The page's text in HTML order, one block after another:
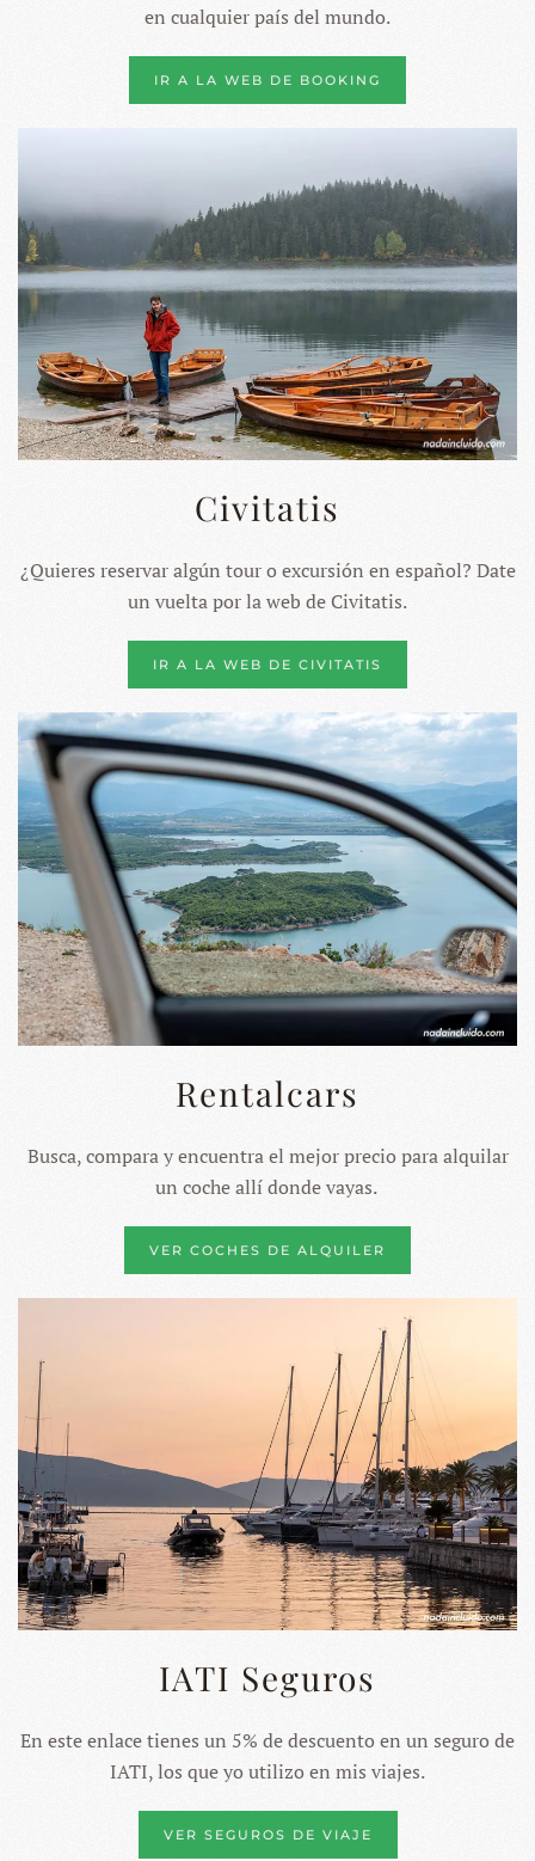
en cualquier país del mundo.
IR A LA WEB DE BOOKING
Civitatis
¿Quieres reservar algún tour o excursión en español? Date
un vuelta por la web de Civitatis.
IR A LA WEB DE CIVITATIS
Rentalcars
Busca, compara y encuentra el mejor precio para alquilar
un coche allí donde vayas.
VER COCHES DE ALQUILER
IATI Seguros
En este enlace tienes un 5% de descuento en un seguro de
IATI, los que yo utilizo en mis viajes.
VER SEGUROS DE VIAJE